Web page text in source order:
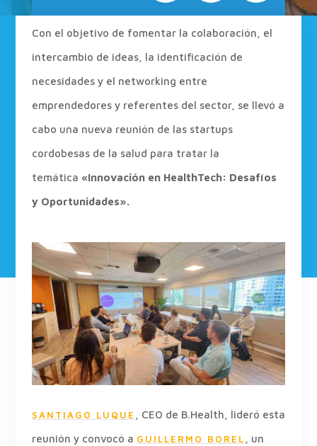
Con el objetivo de fomentar la colaboración, el
intercambio de ideas, la identificación de
necesidades y el networking entre
emprendedores y referentes del sector, se llevó a
cabo una nueva reunión de las startups
cordobesas de la salud para tratar la
temática «Innovación en HealthTech: Desafíos
y Oportunidades».
SANTIAGO LUQUE
, CEO de B.Health, lideró esta
reunión y convocó a GUILLERMO BOREL
, un